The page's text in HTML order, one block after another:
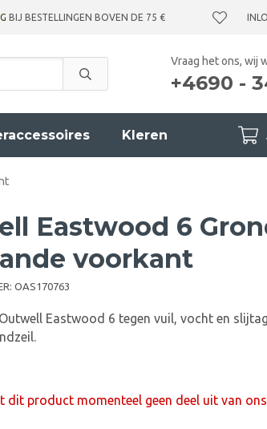
BIJ BESTELLINGEN BOVEN DE 75 €
Vraag het ons, wij
+4690 -
Kleren
Eastwood 6
voorkant
OAS170763
Eastwood 6 tegen vuil, vocht en
dit product momenteel geen deel uit van